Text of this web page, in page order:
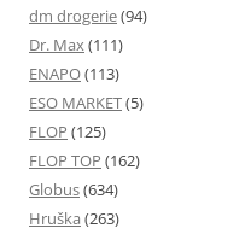
dm drogerie(94)
Dr. Max(111)
ENAPO(113)
ESO MARKET(5)
FLOP (125)
FLOP TOP (162)
Globus(634)
Hruška (263)